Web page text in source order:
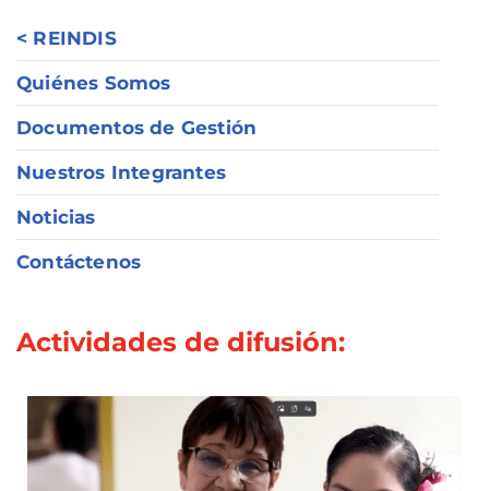
< REINDIS
Quiénes Somos
Documentos de Gestión
Nuestros Integrantes
Noticias
Contáctenos
Actividades de difusión: